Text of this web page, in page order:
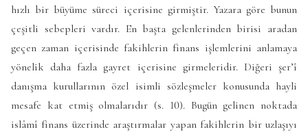
hızlı bir büyüme süreci içerisine girmiştir. Yazara göre bunun
çeşitli sebepleri vardır. En başta gelenlerinden birisi aradan
geçen zaman içerisinde fakihlerin finans işlemlerini anlamaya
yönelik daha fazla gayret içerisine girmeleridir. Diğeri şer’î
danışma kurullarının özel isimli sözleşmeler konusunda hayli
mesafe kat etmiş olmalarıdır (s. 10). Bugün gelinen noktada
islâmî finans üzerinde araştırmalar yapan fakihlerin bir uzlaşıyı